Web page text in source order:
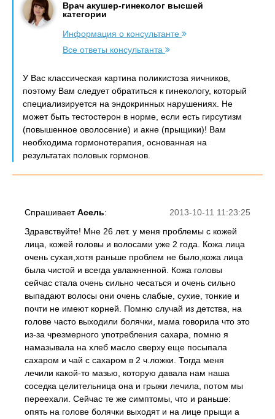
Врач акушер-гинеколог высшей
категории
Информация о консультанте
Все ответы консультанта
У Вас классическая картина поликистоза яичников,
поэтому Вам следует обратиться к гинекологу, который
специализируется на эндокринных нарушениях. Не
может быть тестостерон в норме, если есть гирсутизм
(повышенное оволосение) и акне (прыщики)! Вам
необходима гормонотерапия, основанная на
результатах половых гормонов.
2013-10-11 11:23:25
СпрашиваетАсель:
Здравствуйте! Мне 26 лет. у меня проблемы с кожей
лица, кожей головы и волосами уже 2 года. Кожа лица
очень сухая,хотя раньше проблем не было,кожа лица
была чистой и всегда увлажненной. Кожа головы
сейчас стала очень сильно чесаться и очень сильно
выпадают волосы они очень слабые, сухие, тонкие и
почти не имеют корней. Помню случай из детства, на
голове часто выходили болячки, мама говорила что это
из-за чрезмерного употребления сахара, помню я
намазывала на хлеб масло сверху еще посыпала
сахаром и чай с сахаром в 2 ч.ложки. Тогда меня
лечили какой-то мазью, которую давала нам наша
соседка целительница она и грыжи лечила, потом мы
переехали. Сейчас те же симптомы, что и раньше:
опять на голове болячки выходят и на лице прыщи а